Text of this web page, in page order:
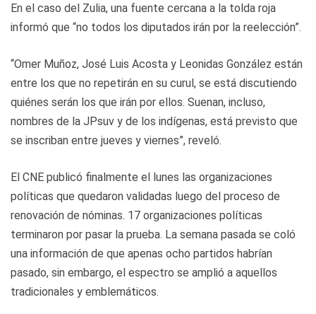
En el caso del Zulia, una fuente cercana a la tolda roja
informó que “no todos los diputados irán por la reelección”.
“Omer Muñoz, José Luis Acosta y Leonidas González están
entre los que no repetirán en su curul, se está discutiendo
quiénes serán los que irán por ellos. Suenan, incluso,
nombres de la JPsuv y de los indígenas, está previsto que
se inscriban entre jueves y viernes”, reveló.
El CNE publicó finalmente el lunes las organizaciones
políticas que quedaron validadas luego del proceso de
renovación de nóminas. 17 organizaciones políticas
terminaron por pasar la prueba. La semana pasada se coló
una información de que apenas ocho partidos habrían
pasado, sin embargo, el espectro se amplió a aquellos
tradicionales y emblemáticos.